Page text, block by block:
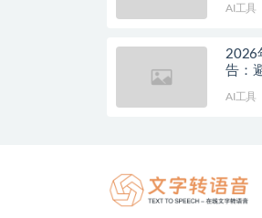
AI工具
2026
告：
AI工具